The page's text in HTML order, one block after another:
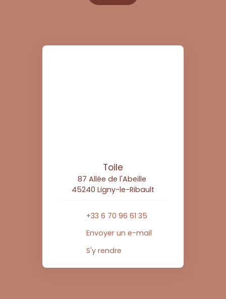
Toile
87 Allée de l'Abeille
45240 Ligny-le-Ribault
+33 6 70 96 61 35
Envoyer un e-mail
S'y rendre